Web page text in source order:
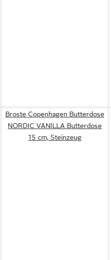
Broste Copenhagen Butterdose
NORDIC VANILLA Butterdose
15 cm, Steinzeug